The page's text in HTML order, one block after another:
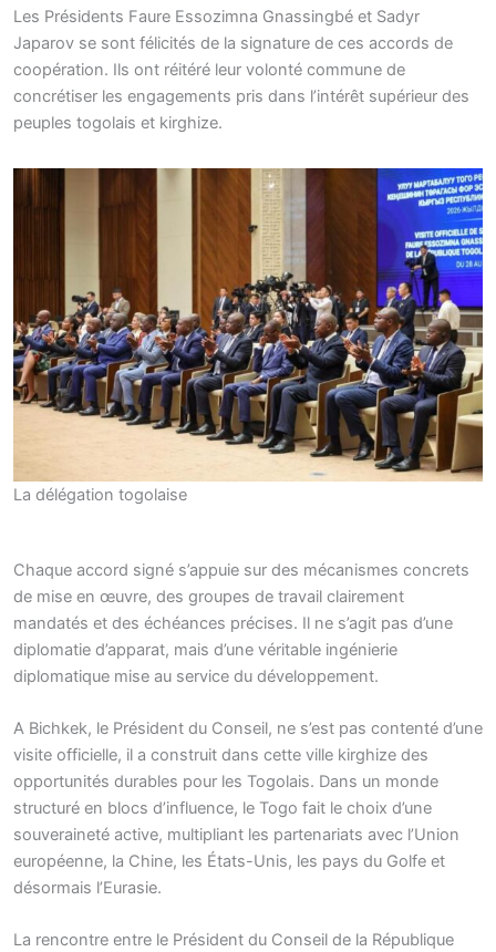
Les Présidents Faure Essozimna Gnassingbé et Sadyr
Japarov se sont félicités de la signature de ces accords de
coopération. Ils ont réitéré leur volonté commune de
concrétiser les engagements pris dans l’intérêt supérieur des
peuples togolais et kirghize.
La délégation togolaise
Chaque accord signé s’appuie sur des mécanismes concrets
de mise en œuvre, des groupes de travail clairement
mandatés et des échéances précises. Il ne s’agit pas d’une
diplomatie d’apparat, mais d’une véritable ingénierie
diplomatique mise au service du développement.
A Bichkek, le Président du Conseil, ne s’est pas contenté d’une
visite officielle, il a construit dans cette ville kirghize des
opportunités durables pour les Togolais. Dans un monde
structuré en blocs d’influence, le Togo fait le choix d’une
souveraineté active, multipliant les partenariats avec l’Union
européenne, la Chine, les États-Unis, les pays du Golfe et
désormais l’Eurasie.
La rencontre entre le Président du Conseil de la République